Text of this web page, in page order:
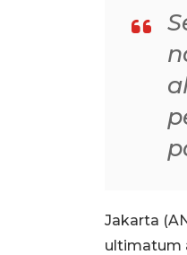
Jakarta
ultimatum